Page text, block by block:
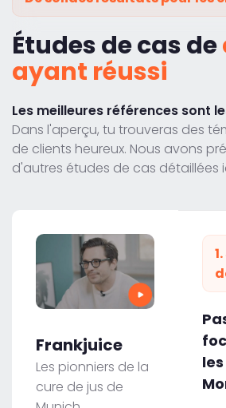
Études de cas de
ayant réussi
Les meilleures références sont
Dans l'aperçu, tu trouveras des
de clients heureux. Nous avons
d'autres études de cas détaillées
Frankjuice
Les pionniers de la
cure de jus de
les